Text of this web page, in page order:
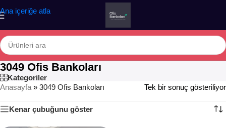
Ana içeriğe atla
3049 Ofis Bankoları
Kategoriler
Anasayfa » 3049 Ofis Bankoları Tek bir sonuç gösteriliyor
Kenar çubuğunu göster